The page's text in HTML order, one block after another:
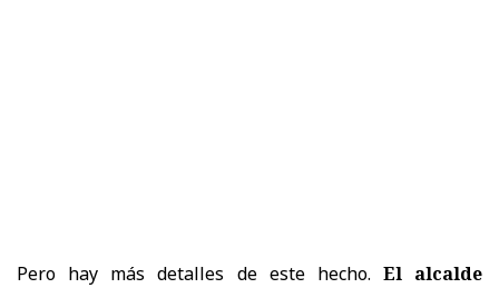
Pero hay más detalles de este hecho. El alcalde